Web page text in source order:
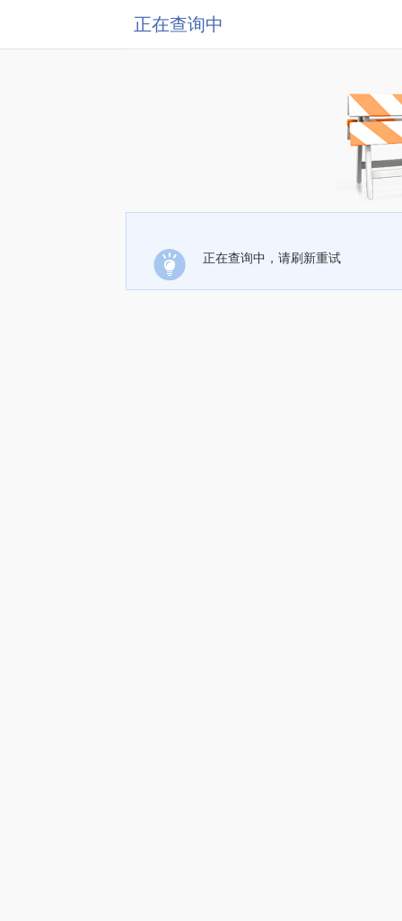
正在查询中
正在查询中，请刷新重试